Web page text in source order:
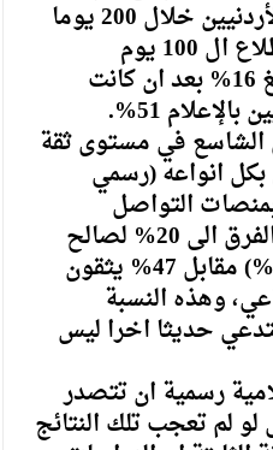
قياسي في مستوى ثقة الأردنيين خلال 200 يوما
وبنسبة فرق ما بين استطلاع ال 100 يوم
واستطلاع ال 200 يوم بلغ 16% بعد ان كانت
النسبة العامة لثقة الأردنيين بالإعلام 51%.
الشاسع في مستوى ثقة
بكل انواعه (رسمي
التواصل
الاجتماعي والتي يقترب الفرق الى 20% لصالح
المؤسسات الإعلامية (67%) مقابل 47% يثقون
وهذه النسبة
حديثا اخرا ليس
رسمية ان تتصدر
لم تعجب تلك النتائج